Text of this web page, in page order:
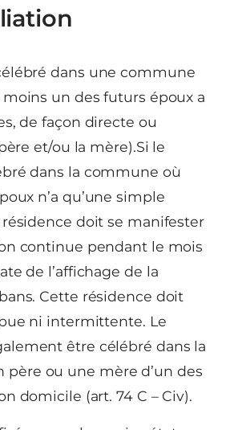
dans une commune
un des futurs époux a
de façon directe ou
et/ou la mère).Si le
dans la commune où
n’a qu’une simple
doit se manifester
continue pendant le mois
de l’affichage de la
Cette résidence doit
ni intermittente. Le
être célébré dans la
ou une mère d’un des
domicile (art. 74 C – Civ).